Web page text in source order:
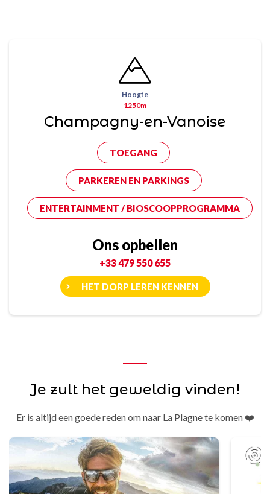
Hoogte
1250m
Champagny-en-Vanoise
TOEGANG
PARKEREN EN PARKINGS
ENTERTAINMENT / BIOSCOOPPROGRAMMA
Ons opbellen
+33 479 550 655
HET DORP LEREN KENNEN
Je zult het geweldig vinden!
Er is altijd een goede reden om naar La Plagne te komen ❤️